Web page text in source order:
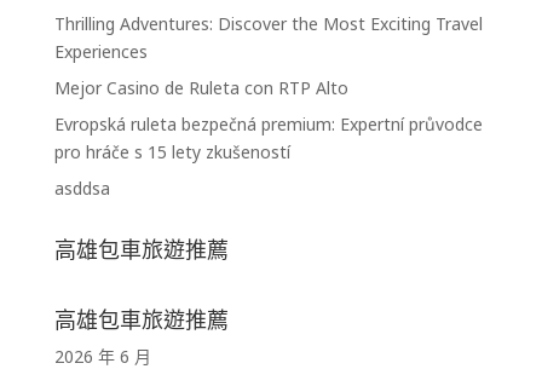
Thrilling Adventures: Discover the Most Exciting Travel
Experiences
Mejor Casino de Ruleta con RTP Alto
Evropská ruleta bezpečná premium: Expertní průvodce
pro hráče s 15 lety zkušeností
asddsa
高雄包車旅遊推薦
高雄包車旅遊推薦
2026 年 6 月